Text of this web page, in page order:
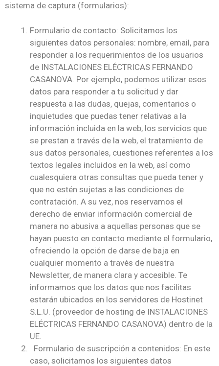
sistema de captura (formularios):
Formulario de contacto: Solicitamos los
siguientes datos personales: nombre, email, para
responder a los requerimientos de los usuarios
de INSTALACIONES ELÉCTRICAS FERNANDO
CASANOVA. Por ejemplo, podemos utilizar esos
datos para responder a tu solicitud y dar
respuesta a las dudas, quejas, comentarios o
inquietudes que puedas tener relativas a la
información incluida en la web, los servicios que
se prestan a través de la web, el tratamiento de
sus datos personales, cuestiones referentes a los
textos legales incluidos en la web, así como
cualesquiera otras consultas que pueda tener y
que no estén sujetas a las condiciones de
contratación. A su vez, nos reservamos el
derecho de enviar información comercial de
manera no abusiva a aquellas personas que se
hayan puesto en contacto mediante el formulario,
ofreciendo la opción de darse de baja en
cualquier momento a través de nuestra
Newsletter, de manera clara y accesible. Te
informamos que los datos que nos facilitas
estarán ubicados en los servidores de Hostinet
S.L.U. (proveedor de hosting de INSTALACIONES
ELÉCTRICAS FERNANDO CASANOVA) dentro de la
UE.
Formulario de suscripción a contenidos: En este
caso, solicitamos los siguientes datos